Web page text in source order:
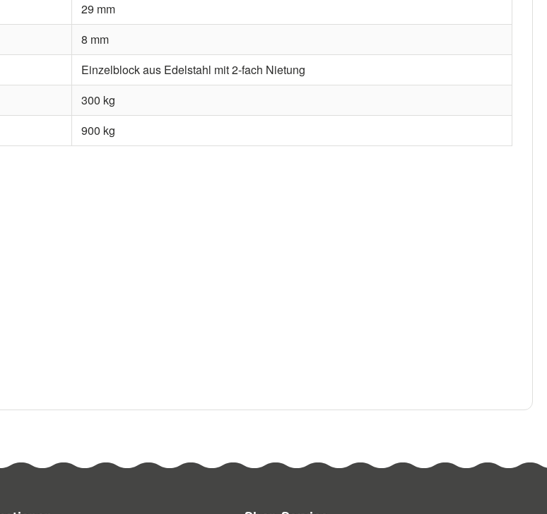
29 mm
8 mm
Einzelblock aus Edelstahl mit 2-fach Nietung
300 kg
900 kg